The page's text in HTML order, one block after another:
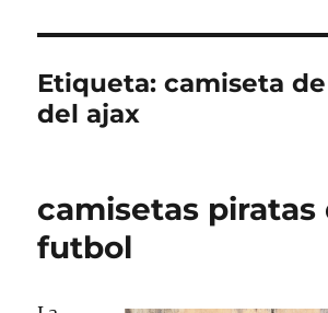
Etiqueta:camiseta
del ajax
camisetas piratas
futbol